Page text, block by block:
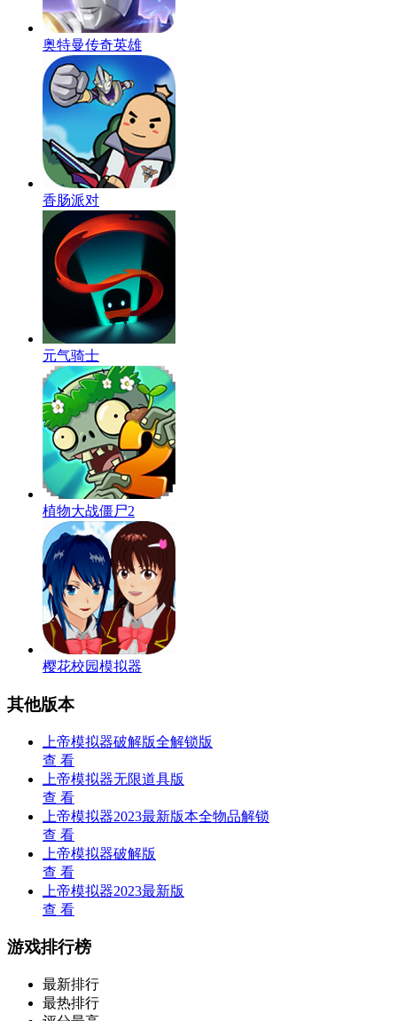
奥特曼传奇英雄
香肠派对
元气骑士
植物大战僵尸2
樱花校园模拟器
其他版本
上帝模拟器破解版全解锁版
查 看
上帝模拟器无限道具版
查 看
上帝模拟器2023最新版本全物品解锁
查 看
上帝模拟器破解版
查 看
上帝模拟器2023最新版
查 看
游戏排行榜
最新排行
最热排行